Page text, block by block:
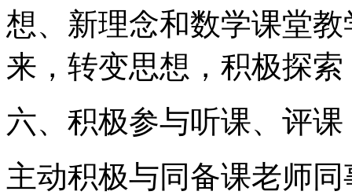
想、新理念和数学课堂
来，转变思想，积极探
六、积极参与听课、评
主动积极与同备课老师